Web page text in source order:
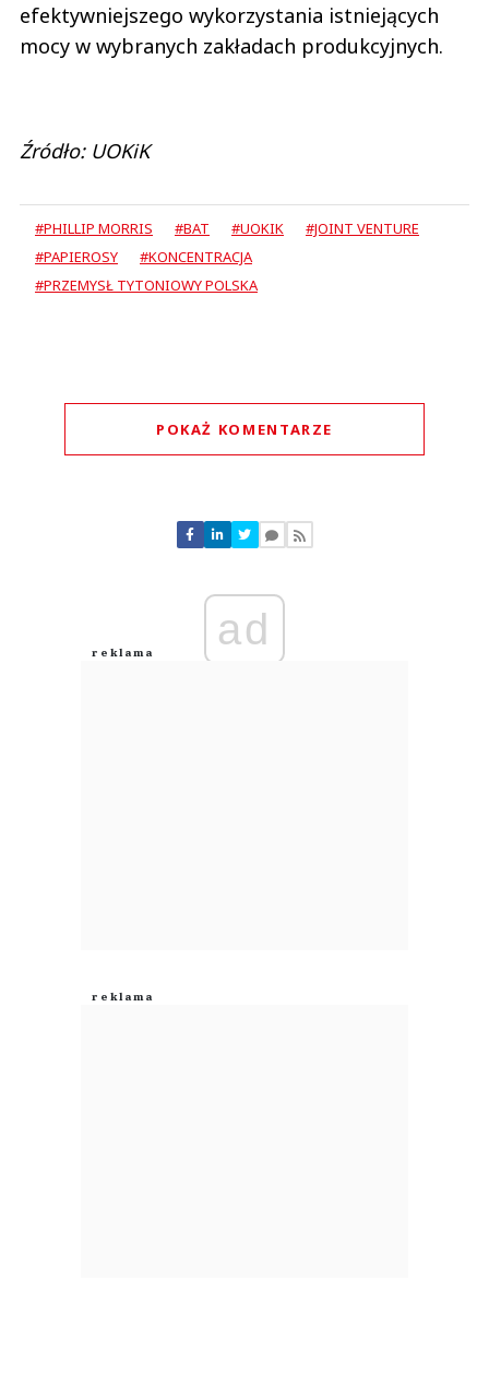
efektywniejszego wykorzystania istniejących
mocy w wybranych zakładach produkcyjnych.
Źródło: UOKiK
#PHILLIP MORRIS #BAT #UOKIK
#JOINT VENTURE
#PAPIEROSY
#KONCENTRACJA
#PRZEMYSŁ TYTONIOWY POLSKA
POKAŻ KOMENTARZE
Nie znaleziono komentarzy
Zostaw swoje komentarze
Anuluj
ad